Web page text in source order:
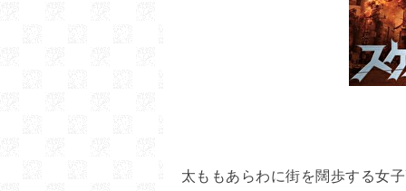
太ももあらわに街を闊歩する女